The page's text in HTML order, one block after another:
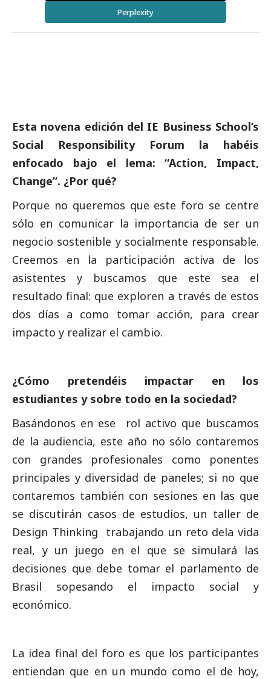
Perplexity
Esta novena edición del IE Business School’s
Social Responsibility Forum la habéis
enfocado bajo el lema: “Action, Impact,
Change”. ¿Por qué?
Porque no queremos que este foro se centre
sólo en comunicar la importancia de ser un
negocio sostenible y socialmente responsable.
Creemos en la participación activa de los
asistentes y buscamos que este sea el
resultado final: que exploren a través de estos
dos días a como tomar acción, para crear
impacto y realizar el cambio.
¿Cómo pretendéis impactar en los
estudiantes y sobre todo en la sociedad?
Basándonos en ese rol activo que buscamos
de la audiencia, este año no sólo contaremos
con grandes profesionales como ponentes
principales y diversidad de paneles; si no que
contaremos también con sesiones en las que
se discutirán casos de estudios, un taller de
Design Thinking trabajando un reto dela vida
real, y un juego en el que se simulará las
decisiones que debe tomar el parlamento de
Brasil sopesando el impacto social y
económico.
La idea final del foro es que los participantes
entiendan que en un mundo como el de hoy,